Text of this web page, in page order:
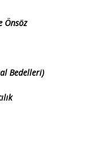
Önsöz
Bedelleri)